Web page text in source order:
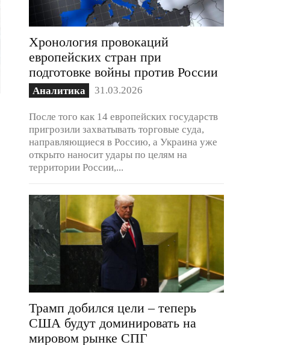
Хронология провокаций
европейских стран при
подготовке войны против России
Аналитика 31.03.2026
После того как 14 европейских государств
пригрозили захватывать торговые суда,
направляющиеся в Россию, а Украина уже
открыто наносит удары по целям на
территории России,...
Трамп добился цели – теперь
США будут доминировать на
мировом рынке СПГ